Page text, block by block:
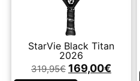
StarVie Black Titan
2026
319,95€ 169,00€